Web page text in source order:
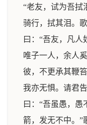
“老友，试为吾拭
骑行，拭其泪。
曰：“吾友，凡人
唯子一人，余人
彼，不更承其鞭
我亦无惧。请君
曰：“吾虽愚，愚
箭，发无不中。”